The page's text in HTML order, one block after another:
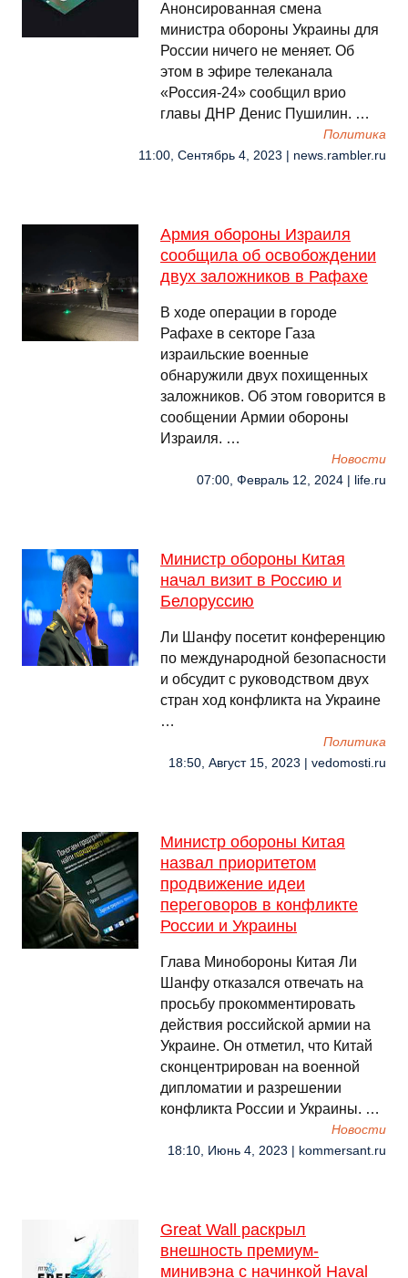
Анонсированная смена
министра обороны Украины для
России ничего не меняет. Об
этом в эфире телеканала
«Россия-24» сообщил врио
главы ДНР Денис Пушилин. …
Политика
11:00, Сентябрь 4, 2023 | news.rambler.ru
Армия обороны Израиля
сообщила об освобождении
двух заложников в Рафахе
В ходе операции в городе
Рафахе в секторе Газа
израильские военные
обнаружили двух похищенных
заложников. Об этом говорится в
сообщении Армии обороны
Израиля. …
Новости
07:00, Февраль 12, 2024 | life.ru
Министр обороны Китая
начал визит в Россию и
Белоруссию
Ли Шанфу посетит конференцию
по международной безопасности
и обсудит с руководством двух
стран ход конфликта на Украине
…
Политика
18:50, Август 15, 2023 | vedomosti.ru
Министр обороны Китая
назвал приоритетом
продвижение идеи
переговоров в конфликте
России и Украины
Глава Минобороны Китая Ли
Шанфу отказался отвечать на
просьбу прокомментировать
действия российской армии на
Украине. Он отметил, что Китай
сконцентрирован на военной
дипломатии и разрешении
конфликта России и Украины. …
Новости
18:10, Июнь 4, 2023 | kommersant.ru
Great Wall раскрыл
внешность премиум-
минивэна с начинкой Haval